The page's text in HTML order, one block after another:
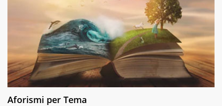
Aforismi per Tema